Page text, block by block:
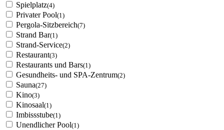
Spielplatz(4)
Privater Pool(1)
Pergola-Sitzbereich(7)
Strand Bar(1)
Strand-Service(2)
Restaurant(3)
Restaurants und Bars(1)
Gesundheits- und SPA-Zentrum(2)
Sauna(27)
Kino(3)
Kinosaal(1)
Imbissstube(1)
Unendlicher Pool(1)